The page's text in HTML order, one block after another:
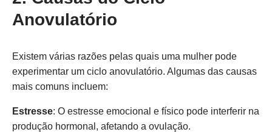
Anovulatório
Existem várias razões pelas quais uma mulher pode
experimentar um ciclo anovulatório. Algumas das causas
mais comuns incluem:
Estresse: O estresse emocional e físico pode interferir na
produção hormonal, afetando a ovulação.